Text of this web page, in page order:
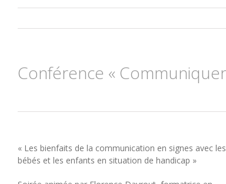
Conférence «
« Les bienfaits de la communication en signes avec les
bébés et les enfants en situation de handicap »